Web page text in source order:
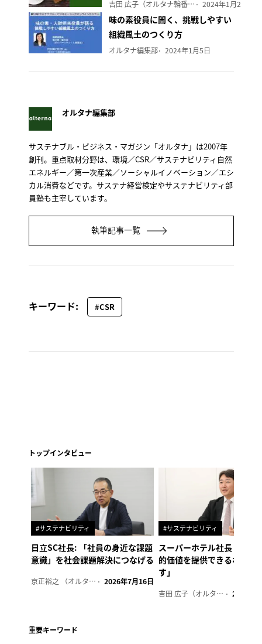
吉田 広子（オルタナ輪番編集長） 2024年1月29日
味の素役員に聞く、挑戦しやすい
組織風土のつくり方
オルタナ編集部 2024年1月5日
オルタナ編集部
サステナブル・ビジネス・マガジン「オルタナ」は2007年
創刊。重点取材分野は、環境／CSR／サステナビリティ自然
エネルギー／第一次産業／ソーシャルイノベーション／エシ
カル消費などです。サステナ経営検定やサステナビリティ部
員塾も主宰しています。
執筆記事一覧
キーワード: #CSR
トップインタビュー
#サステナビリティ
日立SC社長: 「社員の身近な課題
意識」を社会課題解決につなげる
京正裕之 （オルタナ副編集長） 2026年7月16日
#サステナビリティ
スーパーホテル社長「地域
的価値を提供できるホテル
す」
吉田 広子（オルタナ輪番編集長） 2026年6
重要キーワード